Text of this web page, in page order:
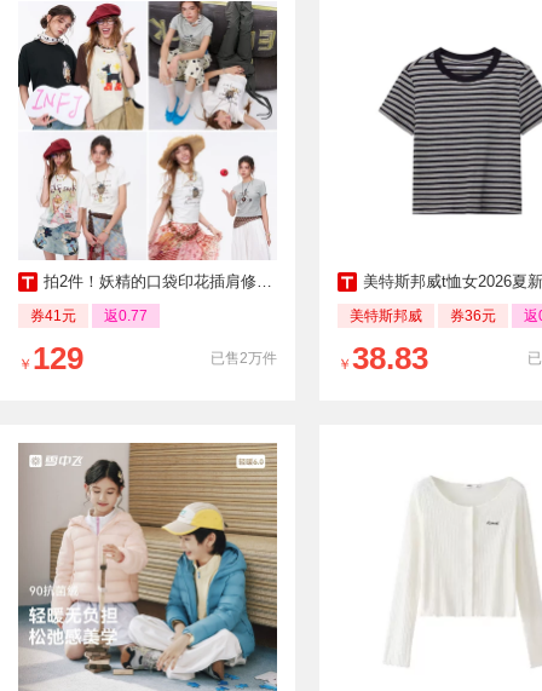
拍2件！妖精的口袋印花插肩修身短袖t恤女
券41元 返0.77
已售2万件
￥ 129
美特斯邦威t恤女2026夏新款复古
美特斯邦威 券36元 返
￥ 38.83